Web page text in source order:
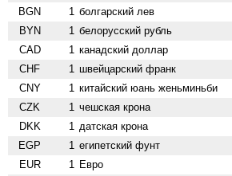
BGN 1 болгарский лев
BYN 1 белорусский рубль
CAD 1 канадский доллар
CHF 1 швейцарский франк
CNY 1 китайский юань женьминьби
CZK 1 чешская крона
DKK 1 датская крона
EGP 1 египетский фунт
EUR 1 Евро